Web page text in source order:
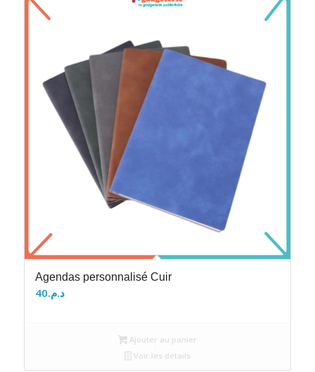
Agendas personnalisé Cuir
د.م.40
Ajouter au panier
Voir les détails